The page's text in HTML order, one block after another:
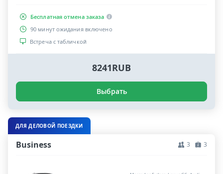
Бесплатная отмена заказа
90 минут ожидания включено
Встреча с табличкой
8241RUB
Выбрать
ДЛЯ ДЕЛОВОЙ ПОЕЗДКИ
Business 3 3